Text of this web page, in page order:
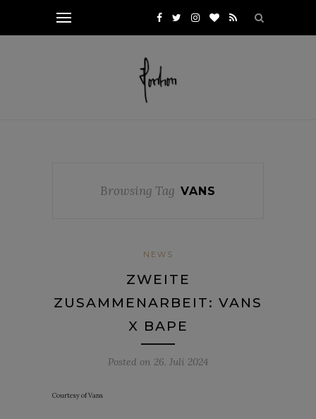
Browsing Tag VANS
NEWS
ZWEITE
ZUSAMMENARBEIT: VANS
X BAPE
Posted on 26. Juli 2024
Courtesy of Vans